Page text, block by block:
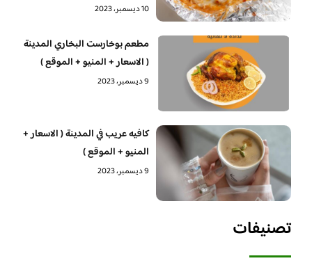
10 ديسمبر، 2023
مطعم بوخارست البخاري المدينة
( الاسعار + المنيو + الموقع )
9 ديسمبر، 2023
كافيه عريب في المدينة ( الاسعار +
المنيو + الموقع )
9 ديسمبر، 2023
تصنيفات